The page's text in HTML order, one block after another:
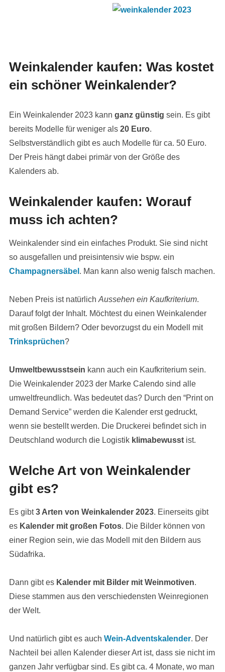
Weinkalender kaufen: Was kostet
ein schöner Weinkalender?
Ein Weinkalender 2023 kann ganz günstig sein. Es gibt
bereits Modelle für weniger als 20 Euro.
Selbstverständlich gibt es auch Modelle für ca. 50 Euro.
Der Preis hängt dabei primär von der Größe des
Kalenders ab.
Weinkalender kaufen: Worauf
muss ich achten?
Weinkalender sind ein einfaches Produkt. Sie sind nicht
so ausgefallen und preisintensiv wie bspw. ein
Champagnersäbel . Man kann also wenig falsch machen.
Neben Preis ist natürlich Aussehen ein Kaufkriterium.
Darauf folgt der Inhalt. Möchtest du einen Weinkalender
mit großen Bildern? Oder bevorzugst du ein Modell mit
Trinksprüchen?
Umweltbewusstsein kann auch ein Kaufkriterium sein.
Die Weinkalender 2023 der Marke Calendo sind alle
umweltfreundlich. Was bedeutet das? Durch den “Print on
Demand Service” werden die Kalender erst gedruckt,
wenn sie bestellt werden. Die Druckerei befindet sich in
Deutschland wodurch die Logistik klimabewusstist.
Welche Art von Weinkalender
gibt es?
Es gibt3 Arten von Weinkalender 2023. Einerseits gibt
es Kalender mit großen Fotos. Die Bilder können von
einer Region sein, wie das Modell mit den Bildern aus
Südafrika.
Dann gibt es Kalender mit Bilder mit Weinmotiven.
Diese stammen aus den verschiedensten Weinregionen
der Welt.
Und natürlich gibt es auch Wein-Adventskalender. Der
Nachteil bei allen Kalender dieser Art ist, dass sie nicht im
ganzen Jahr verfügbar sind. Es gibt ca. 4 Monate, wo man